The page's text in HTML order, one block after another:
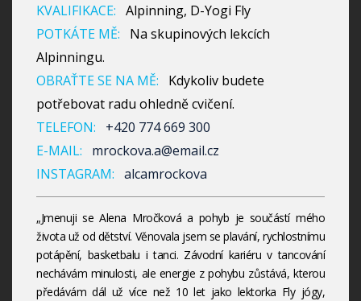
KVALIFIKACE: Alpinning, D-Yogi Fly
POTKÁTE MĚ:
Na skupinových lekcích
Alpinningu.
OBRAŤTE SE NA MĚ:
Kdykoliv budete
potřebovat radu ohledně cvičení.
TELEFON:
+420 774 669 300
E-MAIL:
mrockova.a@email.cz
INSTAGRAM: alcamrockova
„Jmenuji se Alena Mročková a pohyb je součástí mého
života už od dětství. Věnovala jsem se plavání, rychlostnímu
potápění, basketbalu i tanci. Závodní kariéru v tancování
nechávám minulosti, ale energie z pohybu zůstává, kterou
předávám dál už více než 10 let jako lektorka Fly jógy,